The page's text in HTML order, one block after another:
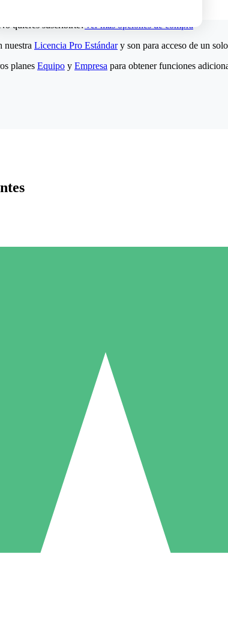
quieres suscribirte?Ver más opciones de compra
5 Descargas
15
nuestra Licencia Pro Estándary son para acceso de un
planes Equipo y Empresa para obtener funciones